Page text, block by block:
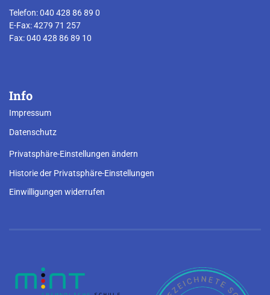
Telefon: 040 428 86 89 0
E-Fax: 4279 71 257
Fax: 040 428 86 89 10
Info
Impressum
Datenschutz
Privatsphäre-Einstellungen ändern
Historie der Privatsphäre-Einstellungen
Einwilligungen widerrufen